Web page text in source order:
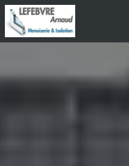
Panneau de gestion des cookies